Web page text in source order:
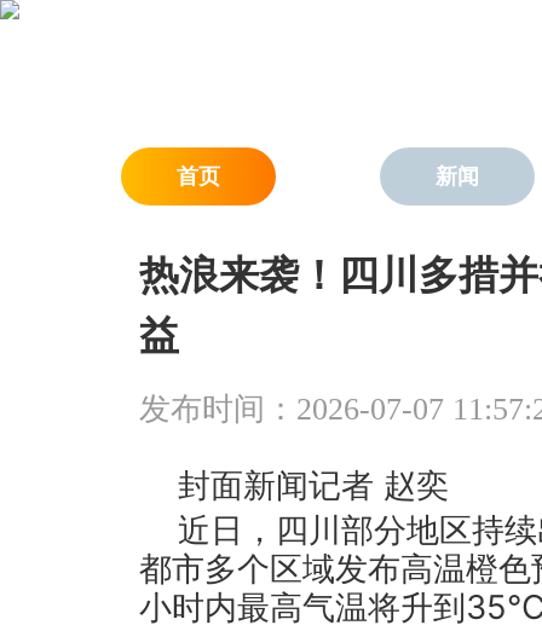
首页 新闻
热浪来袭！四川多措
益
发布时间：2026-07-07
封面新闻记者 赵奕
近日，四川部分地区持
都市多个区域发布高温橙
小时内最高气温将升到